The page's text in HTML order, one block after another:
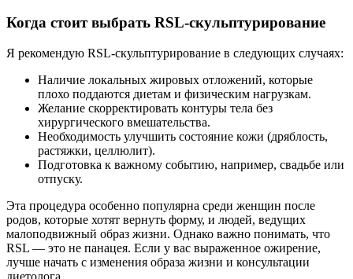
Когда стоит выбрать RSL-скульптурирование
Я рекомендую RSL-скульптурирование в следующих случаях:
Наличие локальных жировых отложений, которые
плохо поддаются диетам и физическим нагрузкам.
Желание скорректировать контуры тела без
хирургического вмешательства.
Необходимость улучшить состояние кожи (дряблость,
растяжки, целлюлит).
Подготовка к важному событию, например, свадьбе или
отпуску.
Эта процедура особенно популярна среди женщин после
родов, которые хотят вернуть форму, и людей, ведущих
малоподвижный образ жизни. Однако важно понимать, что
RSL — это не панацея. Если у вас выраженное ожирение,
лучше начать с изменения образа жизни и консультации
диетолога.